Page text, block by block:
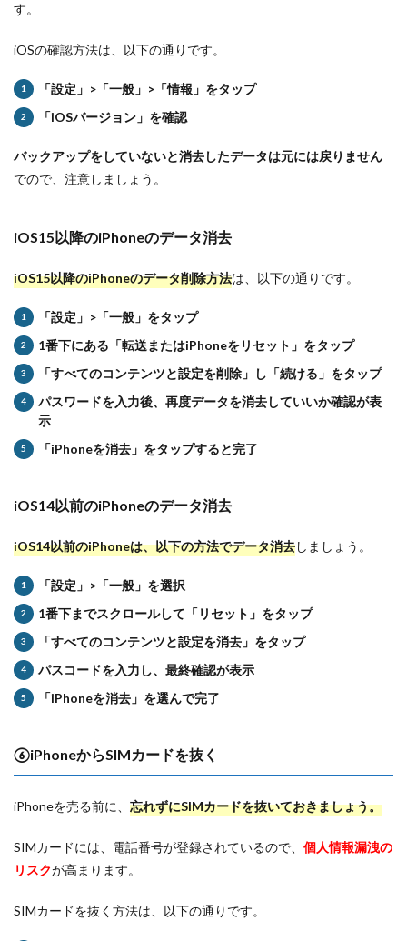
す。
iOSの確認方法は、以下の通りです。
「設定」>「一般」>「情報」をタップ
「iOSバージョン」を確認
バックアップをしていないと消去したデータは元には戻りません
でので、注意しましょう。
iOS15以降のiPhoneのデータ消去
iOS15以降のiPhoneのデータ削除方法は、以下の通りです。
「設定」>「一般」をタップ
1番下にある「転送またはiPhoneをリセット」をタップ
「すべてのコンテンツと設定を削除」し「続ける」をタップ
パスワードを入力後、再度データを消去していいか確認が表
示
「iPhoneを消去」をタップすると完了
iOS14以前のiPhoneのデータ消去
iOS14以前のiPhoneは、以下の方法でデータ消去しましょう。
「設定」>「一般」を選択
1番下までスクロールして「リセット」をタップ
「すべてのコンテンツと設定を消去」をタップ
パスコードを入力し、最終確認が表示
「iPhoneを消去」を選んで完了
⑥iPhoneからSIMカードを抜く
iPhoneを売る前に、 忘れずにSIMカードを抜いておきましょう。
SIMカードには、電話番号が登録されているので、 個人情報漏洩の
リスクが高まります。
SIMカードを抜く方法は、以下の通りです。